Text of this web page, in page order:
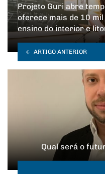
Projeto Guri abre
oferece mais de 10
ensino do interior e
ARTIGO ANTERIOR
Qual será o